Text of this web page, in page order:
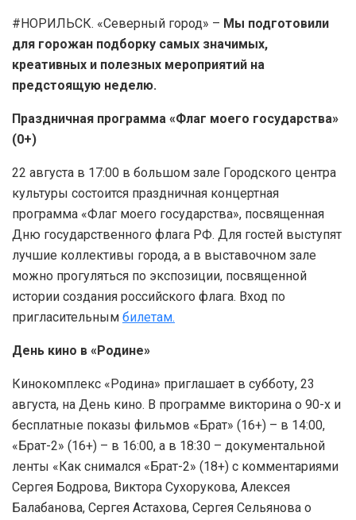
#НОРИЛЬСК. «Северный город» – Мы подготовили
для горожан подборку самых значимых,
креативных и полезных мероприятий на
предстоящую неделю.
Праздничная программа «Флаг моего государства»
(0+)
22 августа в 17:00 в большом зале Городского центра
культуры состоится праздничная концертная
программа «Флаг моего государства», посвященная
Дню государственного флага РФ. Для гостей выступят
лучшие коллективы города, а в выставочном зале
можно прогуляться по экспозиции, посвященной
истории создания российского флага. Вход по
пригласительным билетам.
День кино в «Родине»
Кинокомплекс «Родина» приглашает в субботу, 23
августа, на День кино. В программе викторина о 90-х и
бесплатные показы фильмов «Брат» (16+) – в 14:00,
«Брат-2» (16+) – в 16:00, а в 18:30 – документальной
ленты «Как снимался «Брат-2» (18+) с комментариями
Сергея Бодрова, Виктора Сухорукова, Алексея
Балабанова, Сергея Астахова, Сергея Сельянова о